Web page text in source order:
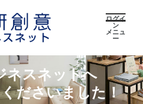
ログイ
ン
メニュ
ー
ネスネットへ
ださいました！